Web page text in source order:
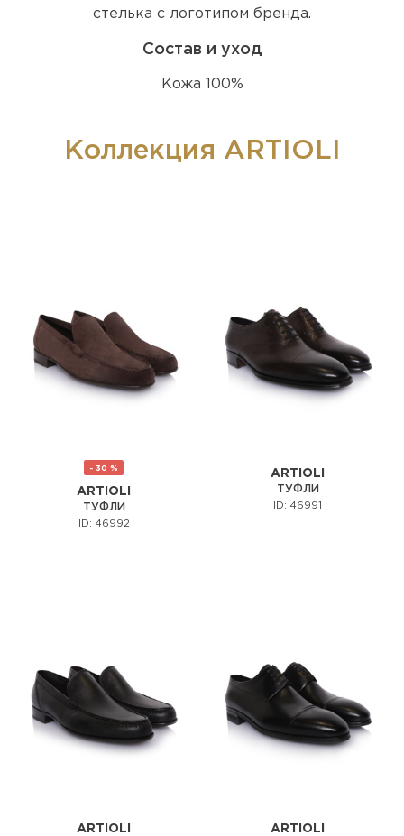
стелька с логотипом бренда.
Состав и уход
Кожа 100%
Коллекция ARTIOLI
- 30 %
ARTIOLI
ТУФЛИ
ID: 46992
ARTIOLI
ТУФЛИ
ID: 46991
ARTIOLI ARTIOLI